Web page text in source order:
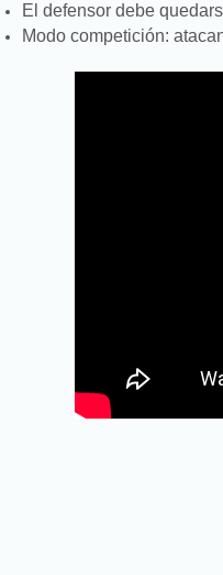
El defensor debe
Modo competición: